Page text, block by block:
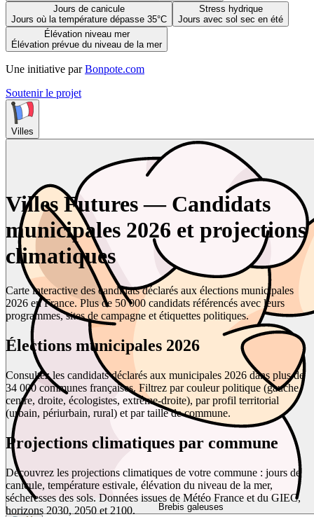
Jours de canicule
Jours où la température dépasse 35°C
Stress hydrique
Jours avec sol sec en été
Élévation niveau mer
Élévation prévue du niveau de la mer
Une initiative par Bonpote.com
Soutenir le projet
Villes
Brebis galeuses
Villes Futures — Candidats
municipales 2026 et projections
climatiques
Carte interactive des candidats déclarés aux élections municipales
2026 en France. Plus de 50 000 candidats référencés avec leurs
programmes, sites de campagne et étiquettes politiques.
Élections municipales 2026
Consultez les candidats déclarés aux municipales 2026 dans plus de
34 000 communes françaises. Filtrez par couleur politique (gauche,
centre, droite, écologistes, extrême-droite), par profil territorial
(urbain, périurbain, rural) et par taille de commune.
Projections climatiques par commune
Découvrez les projections climatiques de votre commune : jours de
canicule, température estivale, élévation du niveau de la mer,
sécheresses des sols. Données issues de Météo France et du GIEC,
horizons 2030, 2050 et 2100.